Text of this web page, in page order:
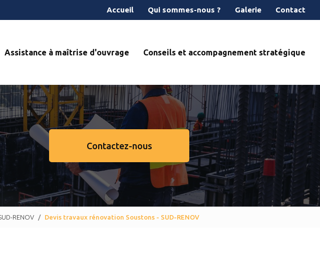
Accueil Qui sommes-nous ? Galerie Contact
Assistance à maîtrise d'ouvrage Conseils et accompagnement stratégique
Contactez-nous
RENOV Devis travaux rénovation Soustons - SUD-RENOV